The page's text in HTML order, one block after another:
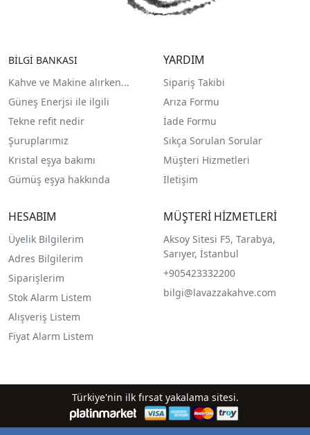
BİLGİ BANKASI
Kahve ve Makine alırken...
Güneş Enerjsi ile ilgili
Tekne refit nedir
Şuruplarımız
Kristal eşya bakımı
Gümüş eşya hakkında
YARDIM
Sipariş Takibi
Arıza Formu
İade Formu
Sıkça Sorulan Sorular
Müşteri Hizmetleri
İletişim
HESABIM
Üyelik Bilgilerim
Adres Bilgilerim
Siparişlerim
Stok Alarm Listem
Alışveriş Listem
Fiyat Alarm Listem
MÜŞTERİ HİZMETLERİ
Aksoy Sitesi F5, Tarabya,
Sarıyer, İstanbul
+905423332200
bilgi@lavazzakahve.com
Türkiye'nin ilk fırsat yakalama sitesi.